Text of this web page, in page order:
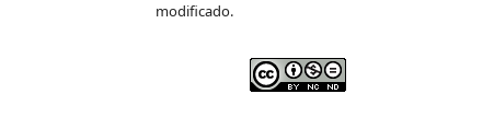
modificado.